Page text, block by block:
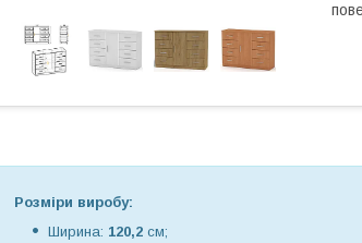
Розміри виробу:
Ширина: 120,2 см;